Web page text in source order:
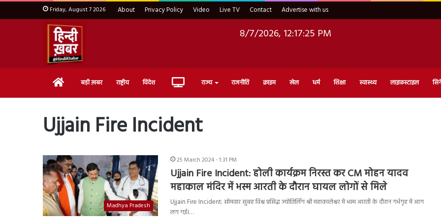
Friday, August 7 2026 About Privacy Policy Video Live TV Contact Advertise with us
8/7/2026, 12:17:25 PM
Home बड़ी ख़बर राष्ट्रीय विदेश Live राज्य राजनीति क्राइम खेल धर्म शिक्षा स्वास्थ्य लाइफ़स्टाइल
Ujjain Fire Incident
Madhya Pradesh
25 March 2024 - 1:31 PM
Ujjain Fire Incident: होली कार्यक्रम निरस्त कर CM मोहन यादव
महाकाल मंदिर में भस्म आरती के दौरान घायल लोगों से मिले
Ujjain Fire Incident: सोमवार सुबह विश्व प्रसिद्ध ज्योतिर्लिंग श्री महाकालेश्वर में भस्म आरती के दौरान गर्भगृह में आग
लग गई।…